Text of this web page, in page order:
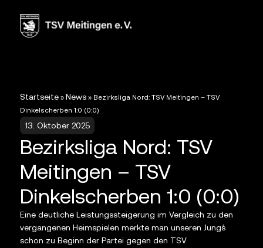
Startseite» News» Bezirksliga Nord: TSV Meitingen – TSV
Dinkelscherben 1:0 (0:0)
13. Oktober 2025
Bezirksliga Nord: TSV
Meitingen – TSV
Dinkelscherben 1:0 (0:0)
Eine deutliche Leistungssteigerung im Vergleich zu den
vergangenen Heimspielen merkte man unseren Jung´s
schon zu Beginn der Partei gegen den TSV